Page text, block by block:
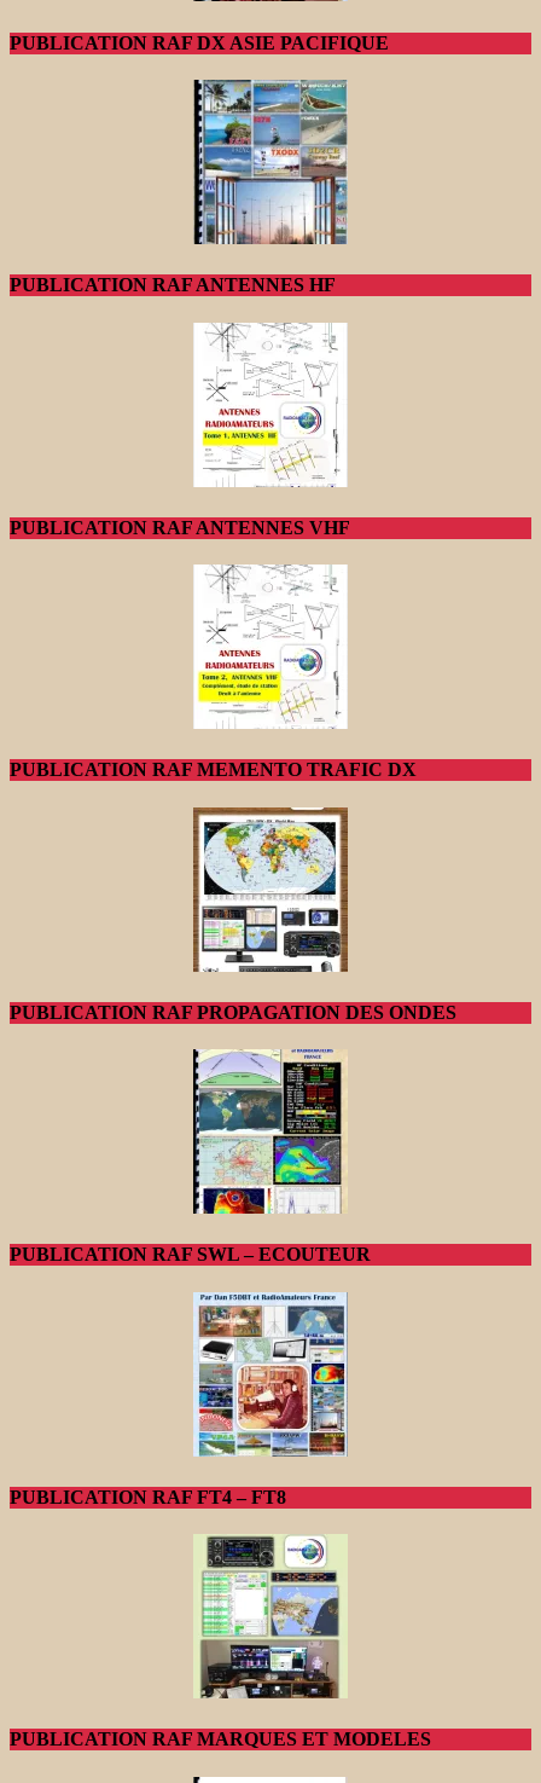
PUBLICATION RAF DX ASIE PACIFIQUE
PUBLICATION RAF ANTENNES HF
PUBLICATION RAF ANTENNES VHF
PUBLICATION RAF MEMENTO TRAFIC DX
PUBLICATION RAF PROPAGATION DES ONDES
PUBLICATION RAF SWL – ECOUTEUR
PUBLICATION RAF FT4 – FT8
PUBLICATION RAF MARQUES ET MODELES